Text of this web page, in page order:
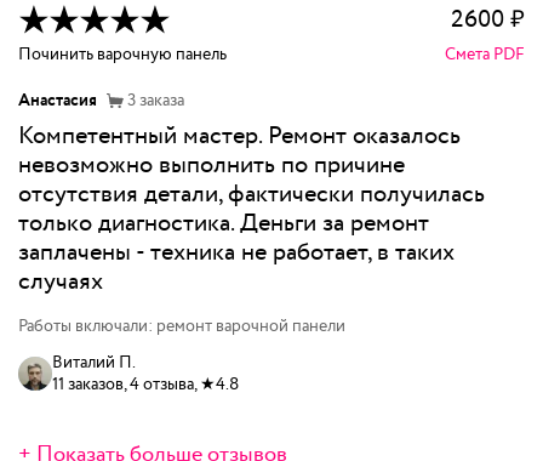
2600₽
Починить варочную панель
Смета PDF
Анастасия
3заказа
Компетентный мастер. Ремонт оказалось
невозможно выполнить по причине
отсутствия детали, фактически получилась
только диагностика. Деньги за ремонт
заплачены - техника не работает, в таких
случаях
Работы включали: ремонт варочной панели
Виталий П.
11 заказов, 4 отзыва, ★4.8
+ Показать больше отзывов